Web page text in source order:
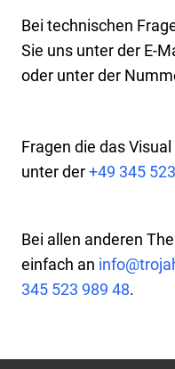
Bei technischen
Sie uns unter der E-
oder unter der
Fragen die das
unter der+49 345
Bei allen anderen
einfach an
345 523 989 48.